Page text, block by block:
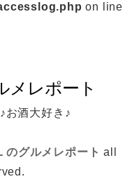
on line
お酒大好き♪
のグルメレポート all